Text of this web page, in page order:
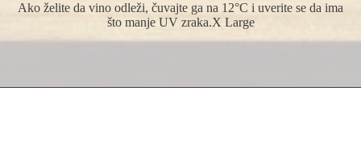
Ako želite da vino odleži, čuvajte ga na 12°C i uverite se da ima
što manje UV zraka.X Large